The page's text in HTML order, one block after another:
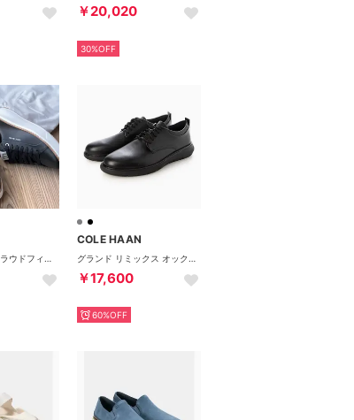
￥20,020
30%OFF
COLE HAAN
￥17,600
60%OFF